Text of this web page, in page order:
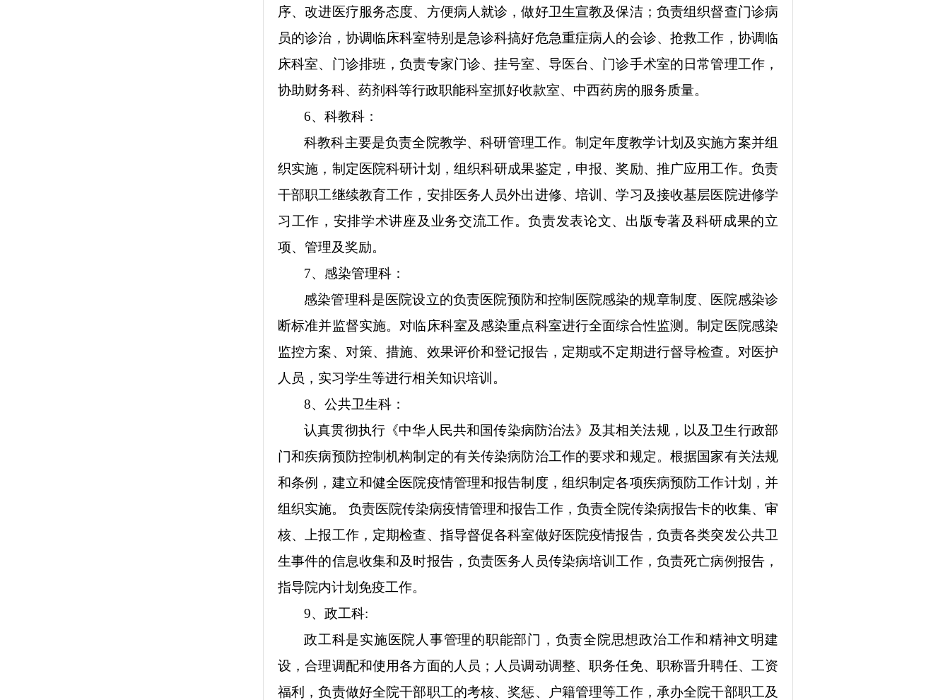
序、改进医疗服务态度、方便病人就诊，做好卫生宣教及保洁；负责组织督查门诊病
员的诊治，协调临床科室特别是急诊科搞好危急重症病人的会诊、抢救工作，协调临
床科室、门诊排班，负责专家门诊、挂号室、导医台、门诊手术室的日常管理工作，
协助财务科、药剂科等行政职能科室抓好收款室、中西药房的服务质量。
6、科教科：
科教科主要是负责全院教学、科研管理工作。制定年度教学计划及实施方案并组
织实施，制定医院科研计划，组织科研成果鉴定，申报、奖励、推广应用工作。负责
干部职工继续教育工作，安排医务人员外出进修、培训、学习及接收基层医院进修学
习工作，安排学术讲座及业务交流工作。负责发表论文、出版专著及科研成果的立
项、管理及奖励。
7、感染管理科：
感染管理科是医院设立的负责医院预防和控制医院感染的规章制度、医院感染诊
断标准并监督实施。对临床科室及感染重点科室进行全面综合性监测。制定医院感染
监控方案、对策、措施、效果评价和登记报告，定期或不定期进行督导检查。对医护
人员，实习学生等进行相关知识培训。
8、公共卫生科：
认真贯彻执行《中华人民共和国传染病防治法》及其相关法规，以及卫生行政部
门和疾病预防控制机构制定的有关传染病防治工作的要求和规定。根据国家有关法规
和条例，建立和健全医院疫情管理和报告制度，组织制定各项疾病预防工作计划，并
组织实施。 负责医院传染病疫情管理和报告工作，负责全院传染病报告卡的收集、审
核、上报工作，定期检查、指导督促各科室做好医院疫情报告，负责各类突发公共卫
生事件的信息收集和及时报告，负责医务人员传染病培训工作，负责死亡病例报告，
指导院内计划免疫工作。
9、政工科:
政工科是实施医院人事管理的职能部门，负责全院思想政治工作和精神文明建
设，合理调配和使用各方面的人员；人员调动调整、职务任免、职称晋升聘任、工资
福利，负责做好全院干部职工的考核、奖惩、户籍管理等工作，承办全院干部职工及